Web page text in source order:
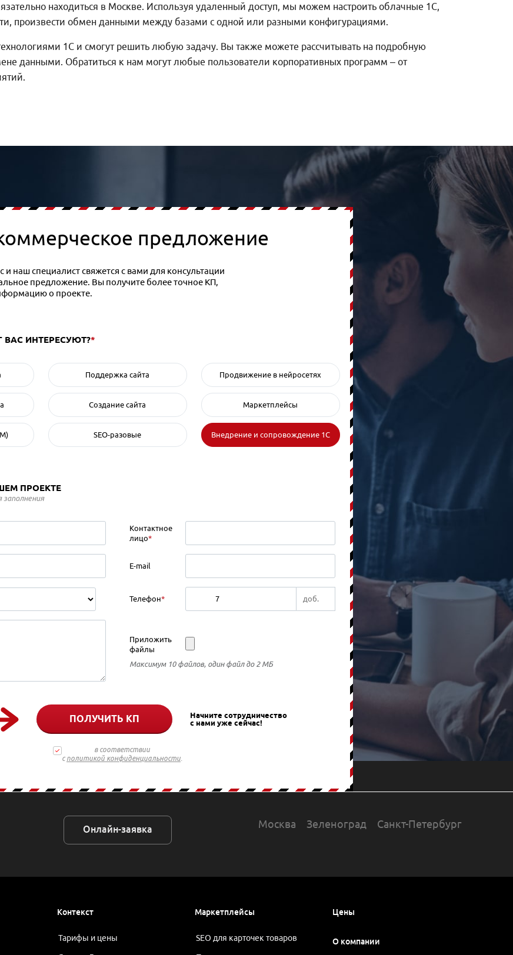
находиться в Москве. Используя удаленный доступ, мы можем настроить облачные 1С,
произвести обмен данными между базами с одной или разными конфигурациями.
1С и смогут решить любую задачу. Вы также можете рассчитывать на подробную
данными. Обратиться к нам могут любые пользователи корпоративных программ – от
предложение
наш специалист свяжется с вами для консультации
предложение. Вы получите более точное КП,
о проекте.
ВАС ИНТЕРЕСУЮТ?*
Поддержка сайта Продвижение в нейросетях
Создание сайта Маркетплейсы
SEO-разовые Внедрение и сопровождение 1С
ПРОЕКТЕ
Контактное
лицо*
E-mail
Телефон*
Приложить
файлы
Максимум 10 файлов, один файл до 2 МБ
ПОЛУЧИТЬ КП
Начните сотрудничество
с нами уже сейчас!
в соответствии
с политикой конфиденциальности
Онлайн-заявка Москва Зеленоград Санкт-Петербург
Контекст
Тарифы и цены
Маркетплейсы
SEO для карточек товаров
Цены
О компании